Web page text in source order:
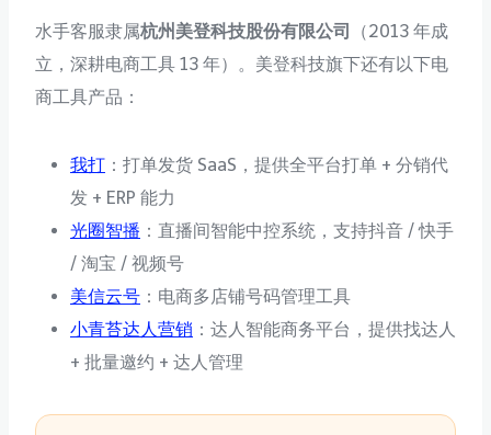
水手客服隶属杭州美登科技股份有限公司
（2013 年成
立，深耕电商工具 13 年）。美登科技旗下还有以下电
商工具产品：
我打 ：打单发货 SaaS，提供全平台打单 + 分销代
发 + ERP 能力
光圈智播 ：直播间智能中控系统，支持抖音 / 快手
/ 淘宝 / 视频号
美信云号 ：电商多店铺号码管理工具
小青苔达人营销 ：达人智能商务平台，提供找达人
+ 批量邀约 + 达人管理